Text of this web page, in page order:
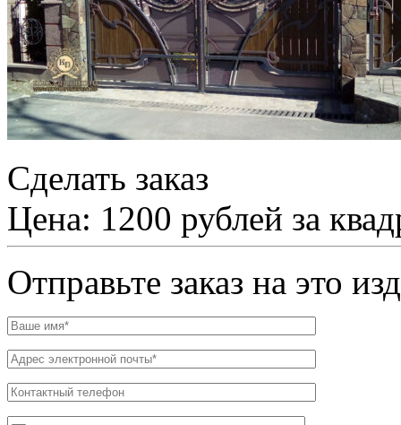
Сделать заказ
Цена: 1200 рублей за
Отправьте заказ на это